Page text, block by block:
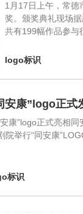
1月17日上午，常德
奖。颁奖典礼现场
共有199幅作品参与
logo标识
安康”logo正式
康”logo正式亮相
院举行“同安康
标识